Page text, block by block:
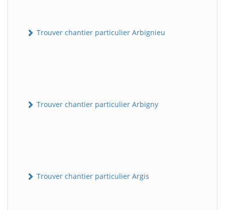
Trouver chantier particulier Arbignieu
Trouver chantier particulier Arbigny
Trouver chantier particulier Argis